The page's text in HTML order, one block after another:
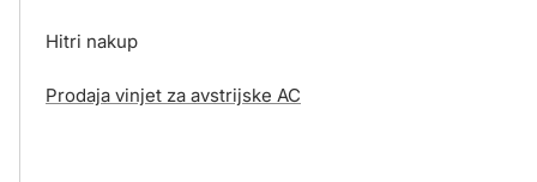
Hitri nakup
Prodaja vinjet za avstrijske AC